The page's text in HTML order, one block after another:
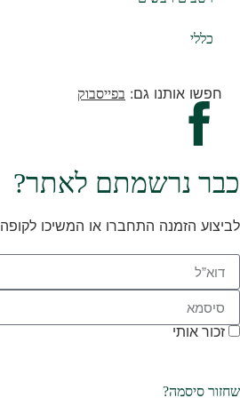
כללי
חפשו אותנו גם: בפייסבוק
כבר נרשמתם לאתר?
לביצוע הזמנה התחברו או המשיכו לקופה
זכור אותי
שחזור סיסמה?